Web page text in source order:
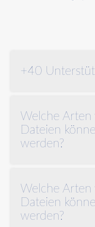
+40
Audio -und
können transkribiert
Afrikaans
Български
Catal
粵語 (香港)
Čeština
Welche Arten
Dateien
werden?
Wir unterstützen eine
Dateiendungen : .aac
.midi .mp3 .mpa
Welche Arten
Dateien
werden?